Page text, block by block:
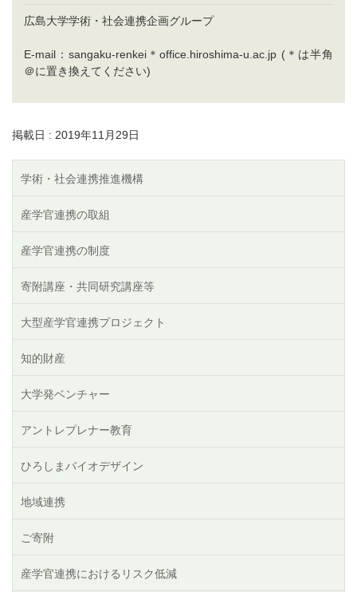
広島大学学術・社会連携企画グループ
E-mail：sangaku-renkei＊office.hiroshima-u.ac.jp (＊は半角
＠に置き換えてください)
掲載日 : 2019年11月29日
学術・社会連携推進機構
産学官連携の取組
産学官連携の制度
寄附講座・共同研究講座等
大型産学官連携プロジェクト
知的財産
大学発ベンチャー
アントレプレナー教育
ひろしまバイオデザイン
地域連携
ご寄附
産学官連携におけるリスク低減